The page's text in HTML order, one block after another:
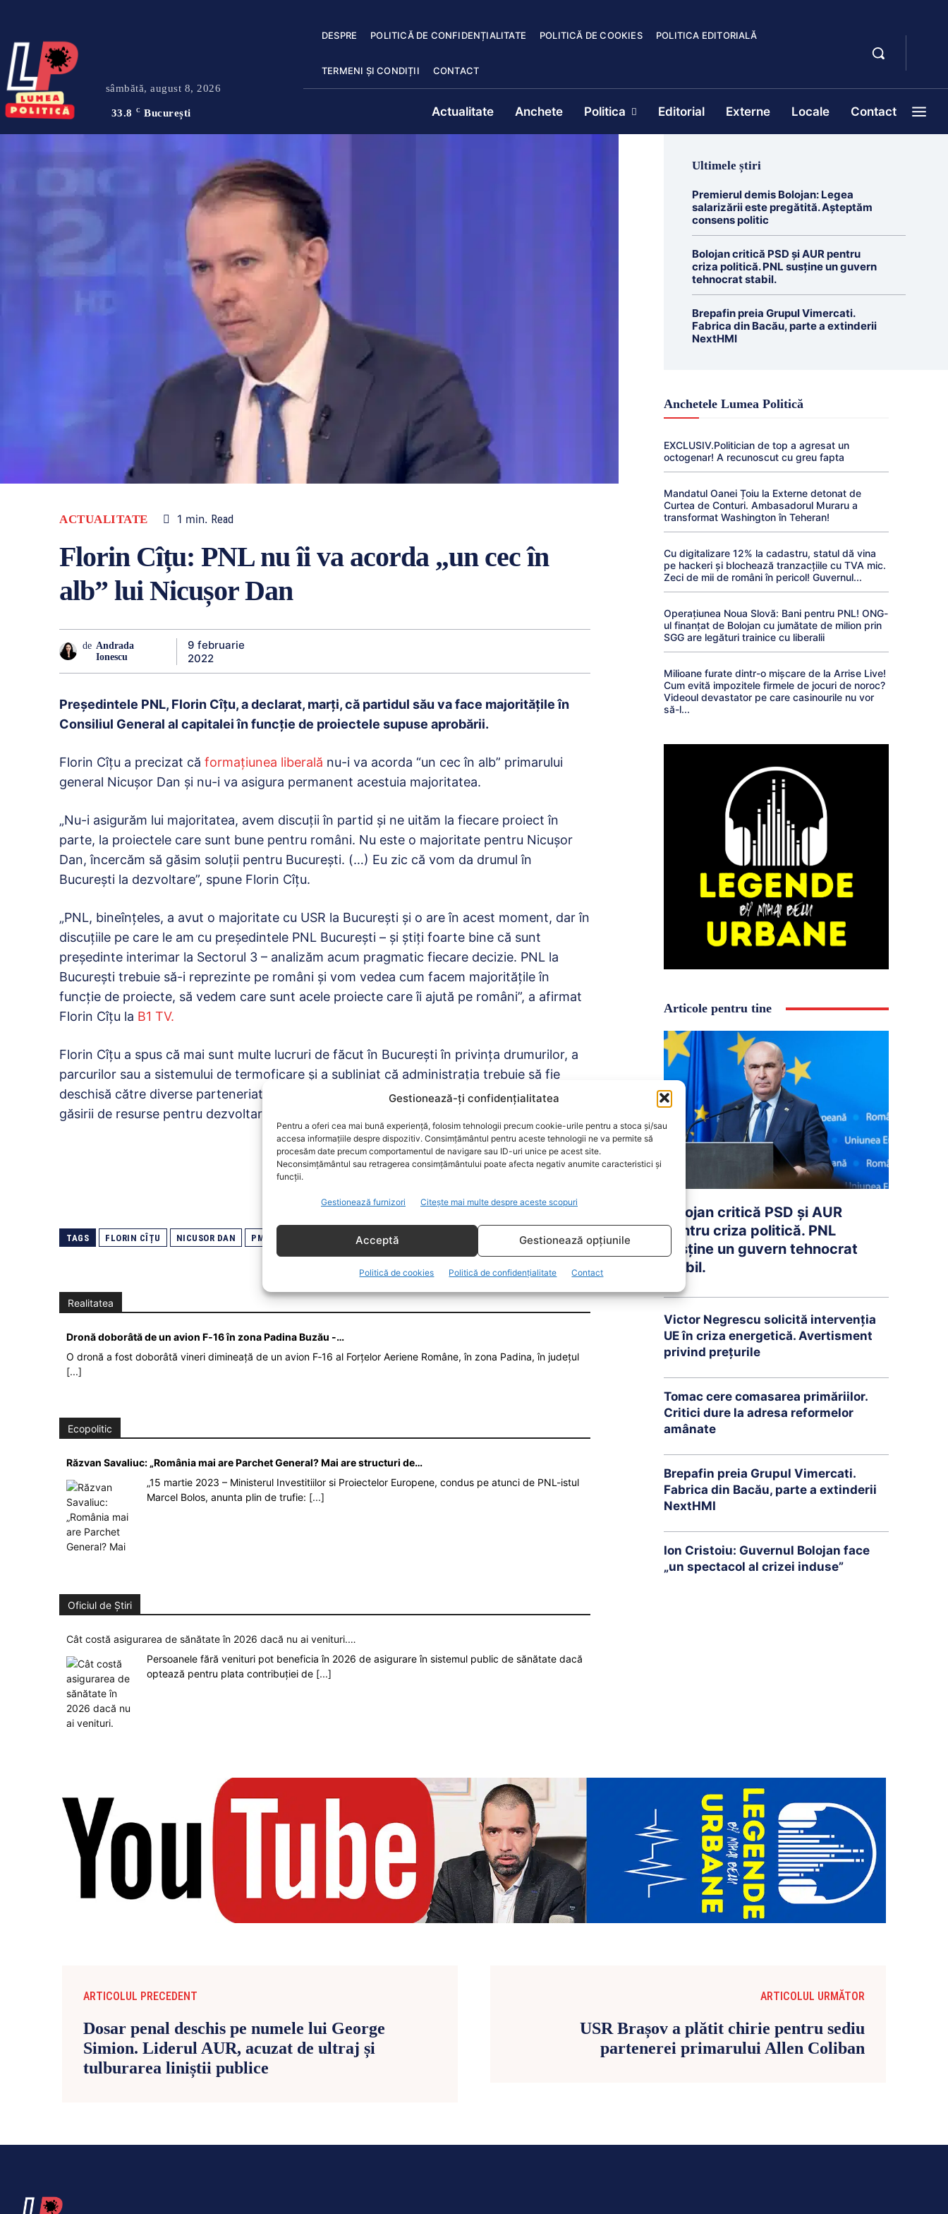
Gestionează-ți confidențialitatea
Pentru a oferi cea mai bună experiență, folosim tehnologii precum cookie-urile pentru a stoca și/sau
accesa informațiile despre dispozitiv. Consimțământul pentru aceste tehnologii ne va permite să
procesăm date precum comportamentul de navigare sau ID-uri unice pe acest site.
Neconsimțământul sau retragerea consimțământului poate afecta negativ anumite caracteristici și
funcții.
Gestionează furnizori Citește mai multe despre aceste scopuri
Acceptă Gestionează opțiunile
Politică de cookies Politică de confidențialitate Contact
sâmbătă, august 8, 2026
33.8 C București
DESPRE POLITICĂ DE CONFIDENȚIALITATE POLITICĂ DE COOKIES POLITICA EDITORIALĂ
TERMENI ȘI CONDIȚII CONTACT
Actualitate Anchete Politica Editorial Externe Locale Contact
ACTUALITATE 1 min. Read
Florin Cîțu: PNL nu îi va acorda „un cec în
alb” lui Nicușor Dan
de Andrada
Ionescu
9 februarie
2022
Preşedintele PNL, Florin Cîţu, a declarat, marţi, că partidul său va face majorităţile în
Consiliul General al capitalei în funcţie de proiectele supuse aprobării.
Florin Cîțu a precizat că formaţiunea liberală nu-i va acorda “un cec în alb” primarului
general Nicuşor Dan şi nu-i va asigura permanent acestuia majoritatea.
„Nu-i asigurăm lui majoritatea, avem discuţii în partid şi ne uităm la fiecare proiect în
parte, la proiectele care sunt bune pentru români. Nu este o majoritate pentru Nicuşor
Dan, încercăm să găsim soluţii pentru Bucureşti. (…) Eu zic că vom da drumul în
Bucureşti la dezvoltare”, spune Florin Cîțu.
„PNL, bineînţeles, a avut o majoritate cu USR la Bucureşti şi o are în acest moment, dar în
discuţiile pe care le am cu preşedintele PNL Bucureşti – şi ştiţi foarte bine că sunt
preşedinte interimar la Sectorul 3 – analizăm acum pragmatic fiecare decizie. PNL la
Bucureşti trebuie să-i reprezinte pe români şi vom vedea cum facem majorităţile în
funcţie de proiecte, să vedem care sunt acele proiecte care îi ajută pe români”, a afirmat
Florin Cîţu la B1 TV.
Florin Cîțu a spus că mai sunt multe lucruri de făcut în Bucureşti în privinţa drumurilor, a
parcurilor sau a sistemului de termoficare şi a subliniat că administraţia trebuie să fie
deschisă către diverse parteneriate şi către atragerea de fonduri europene în vederea
găsirii de resurse pentru dezvoltarea oraşului.
TAGS FLORIN CÎȚU NICUSOR DAN PMB
Realitatea
Dronă doborâtă de un avion F‑16 în zona Padina Buzău -…
O dronă a fost doborâtă vineri dimineață de un avion F‑16 al Forțelor Aeriene Române, în zona Padina, în județul
[...]
Ecopolitic
Răzvan Savaliuc: „România mai are Parchet General? Mai are structuri de…
„15 martie 2023 – Ministerul Investitiilor si Proiectelor Europene, condus pe atunci de PNL-istul
Marcel Bolos, anunta plin de trufie: [...]
Oficiul de Știri
Cât costă asigurarea de sănătate în 2026 dacă nu ai venituri.…
Persoanele fără venituri pot beneficia în 2026 de asigurare în sistemul public de sănătate dacă
optează pentru plata contribuției de [...]
Ultimele știri
Premierul demis Bolojan: Legea
salarizării este pregătită. Așteptăm
consens politic
Bolojan critică PSD și AUR pentru
criza politică. PNL susține un guvern
tehnocrat stabil.
Brepafin preia Grupul Vimercati.
Fabrica din Bacău, parte a extinderii
NextHMI
Anchetele Lumea Politică
EXCLUSIV.Politician de top a agresat un
octogenar! A recunoscut cu greu fapta
Mandatul Oanei Țoiu la Externe detonat de
Curtea de Conturi. Ambasadorul Muraru a
transformat Washington în Teheran!
Cu digitalizare 12% la cadastru, statul dă vina
pe hackeri și blochează tranzacțiile cu TVA mic.
Zeci de mii de români în pericol! Guvernul...
Operațiunea Noua Slovă: Bani pentru PNL! ONG-
ul finanțat de Bolojan cu jumătate de milion prin
SGG are legături trainice cu liberalii
Milioane furate dintr-o mișcare de la Arrise Live!
Cum evită impozitele firmele de jocuri de noroc?
Videoul devastator pe care casinourile nu vor
să-l...
Articole pentru tine
Bolojan critică PSD și AUR
pentru criza politică. PNL
susține un guvern tehnocrat
stabil.
Victor Negrescu solicită intervenția
UE în criza energetică. Avertisment
privind prețurile
Tomac cere comasarea primăriilor.
Critici dure la adresa reformelor
amânate
Brepafin preia Grupul Vimercati.
Fabrica din Bacău, parte a extinderii
NextHMI
Ion Cristoiu: Guvernul Bolojan face
„un spectacol al crizei induse”
ARTICOLUL PRECEDENT
Dosar penal deschis pe numele lui George
Simion. Liderul AUR, acuzat de ultraj și
tulburarea liniștii publice
ARTICOLUL URMĂTOR
USR Brașov a plătit chirie pentru sediu
partenerei primarului Allen Coliban